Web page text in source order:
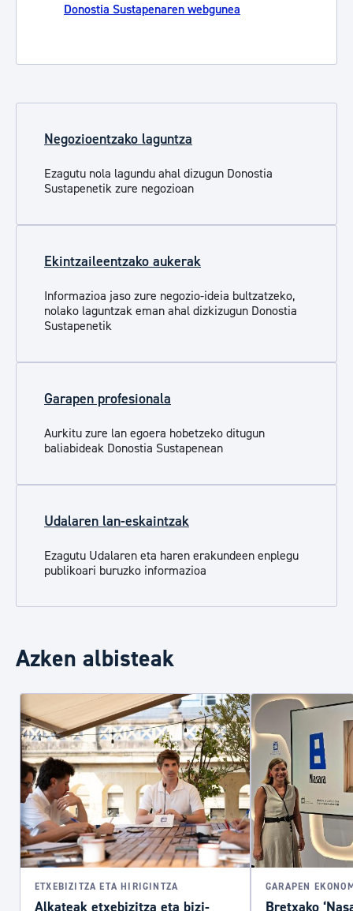
Donostia Sustapenaren webgunea
Negozioentzako laguntza
Ezagutu nola lagundu ahal dizugun Donostia
Sustapenetik zure negozioan
Ekintzaileentzako aukerak
Informazioa jaso zure negozio-ideia bultzatzeko,
nolako laguntzak eman ahal dizkizugun Donostia
Sustapenetik
Garapen profesionala
Aurkitu zure lan egoera hobetzeko ditugun
baliabideak Donostia Sustapenean
Udalaren lan-eskaintzak
Ezagutu Udalaren eta haren erakundeen enplegu
publikoari buruzko informazioa
Azken albisteak
ETXEBIZITZA ETA HIRIGINTZA
Alkateak etxebizitza eta bizi-
GARAPEN
Bretxako